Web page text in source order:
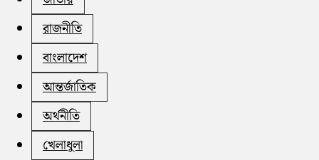
রাজনীতি
বাংলাদেশ
আন্তর্জাতিক
অর্থনীতি
খেলাধুলা